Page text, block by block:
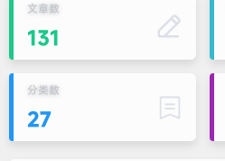
文章数
131
分类数
27